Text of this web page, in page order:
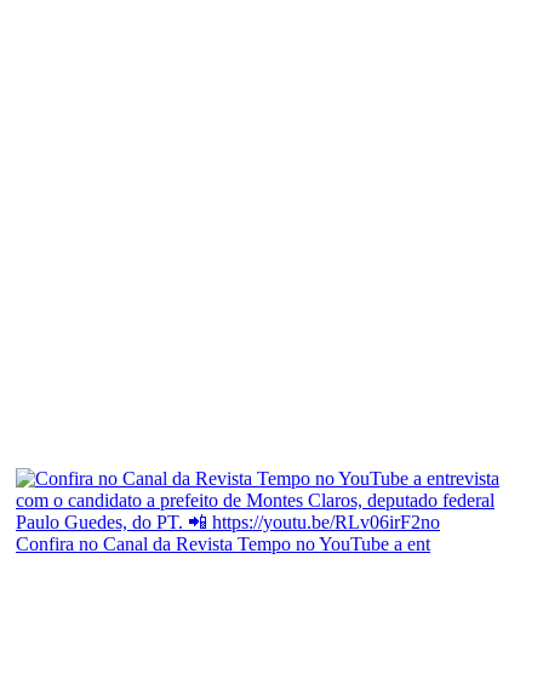
Confira no Canal da Revista Tempo no YouTube a ent